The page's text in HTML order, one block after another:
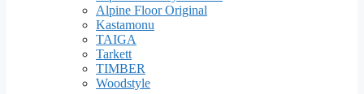
Alpine Floor Original
Kastamonu
TAIGA
Tarkett
TIMBER
Woodstyle